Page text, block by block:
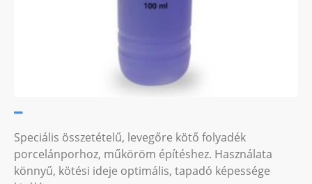
Speciális összetételű, levegőre kötő folyadék
porcelánporhoz, műköröm építéshez. Használata
könnyű, kötési ideje optimális, tapadó képessége